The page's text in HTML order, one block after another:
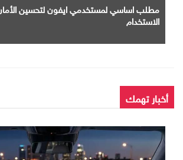
مطلب اساسي لمستخدمي ايفون لتحسين
الاستخدام
أخبار تهمك